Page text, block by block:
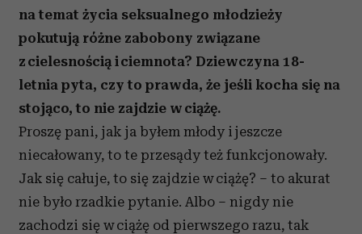
na temat życia seksualnego młodzieży
pokutują różne zabobony związane
z cielesnością i ciemnota? Dziewczyna 18-
letnia pyta, czy to prawda, że jeśli kocha się na
stojąco, to nie zajdzie w ciążę.
Proszę pani, jak ja byłem młody i jeszcze
niecałowany, to te przesądy też funkcjonowały.
Jak się całuje, to się zajdzie w ciążę? – to akurat
nie było rzadkie pytanie. Albo – nigdy nie
zachodzi się w ciążę od pierwszego razu, tak